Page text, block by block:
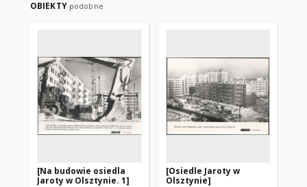
OBIEKTY podobne
[Na budowie osiedla
Jaroty w Olsztynie. 1]
[Osiedle Jaroty w
Olsztynie]